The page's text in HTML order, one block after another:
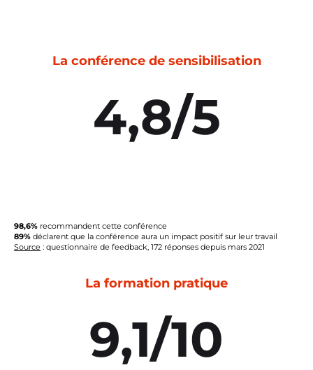
La conférence de sensibilisation
4,8/5
98,6% recommandent cette conférence
89% déclarent que la conférence aura un impact positif sur leur travail
Source : questionnaire de feedback, 172 réponses depuis mars 2021
La formation pratique
9,1/10